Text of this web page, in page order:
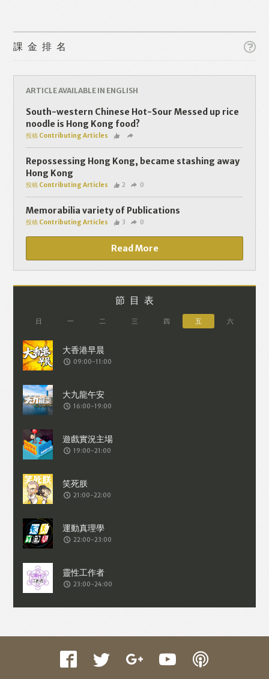
Like Facebook Twitter Line
WhatsApp Email Print
保留隨時增減本付費服務內容的權利，包
括但不限於漫畫、節目、小說等欄目及內
將你的個人資料與從商業夥伴或其他公司
取得的資料結合，但不會出租、出售、或
透露你的個人資料予他人或非附屬公司。
個人資料將用於提供更適合你的廣告及網
頁內容、評估與改善我們的服務、聯絡你
或進行不記名的 究調查。所得資料亦只會
用於所述指定用途。除非所作用途為法例
容許或屬法例規定，否則未經你事先同
意，你的個人資料不會作其他用途。如果
決定提供個人資料，即表示您同意我們將
該資料傳送並儲存。 熱血時報會根據用戶
廣告目標人士的標準），而發送目標廣
告。不會因為你與廣告作出互動或觀看一
個目標廣告而向廣告客戶提供任何用戶的
個人資料。 但如果你觀看或與該廣告作出
互動，則表示你同意廣告客戶有可能假設
你符合該廣告目標客戶群的標準。熱血時
報並會根據你在交易平台（如PAYPAL），
問答、爭執或與帳戶相關的物品或內
容）。
課金排名
ARTICLE AVAILABLE IN ENGLISH
South-western Chinese Hot-Sour Messed up rice
noodle is Hong Kong food?
投稿 Contributing Articles
Repossessing Hong Kong, became stashing away
Hong Kong
投稿 Contributing Articles 2 0
Memorabilia variety of Publications
投稿 Contributing Articles 3 0
Read More
節目表
日 一 二 三 四 五 六
09:00-11:00
16:00-19:00
19:00-21:00
21:00-22:00
22:00-23:00
23:00-24:00